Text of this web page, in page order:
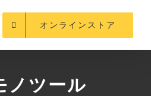
オンラインストア
ノツール